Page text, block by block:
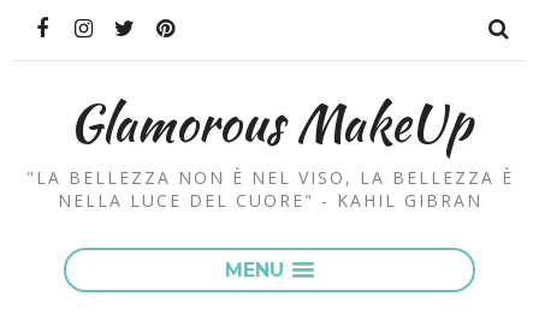
Glamorous MakeUp
"LA BELLEZZA NON È NEL VISO, LA BELLEZZA È
NELLA LUCE DEL CUORE" - KAHIL GIBRAN
MENU